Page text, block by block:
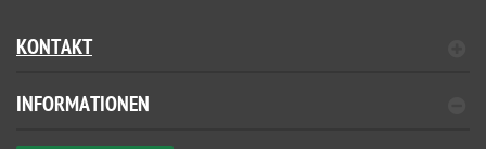
KONTAKT
INFORMATIONEN